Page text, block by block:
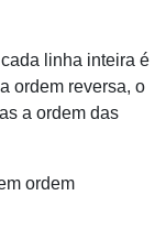
linha inteira é
ordem reversa, o
a ordem das
ordem